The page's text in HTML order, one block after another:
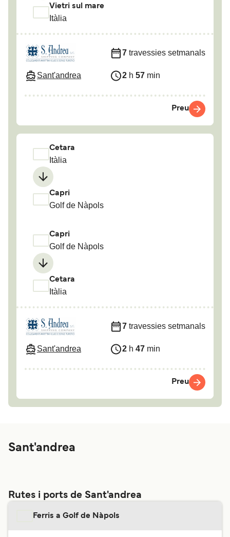
Vietri sul mare
Itàlia
Sant'andrea
7 travessies setmanals
2 h 57 min
Preu
Cetara
Itàlia
Capri
Golf de Nàpols
Capri
Golf de Nàpols
Cetara
Itàlia
Sant'andrea
7 travessies setmanals
2 h 47 min
Preu
Sant'andrea
Rutes i ports de Sant'andrea
Ferris a Golf de Nàpols